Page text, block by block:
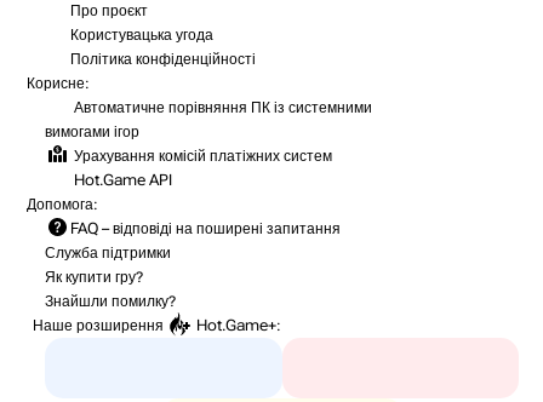
Про проєкт
Користувацька угода
Політика конфіденційності
Корисне:
Автоматичне порівняння ПК із системними
вимогами ігор
Урахування комісій платіжних систем
Hot.Game API
Допомога:
FAQ – відповіді на поширені запитання
Служба підтримки
Як купити гру?
Знайшли помилку?
Наше розширення
Hot.Game+: